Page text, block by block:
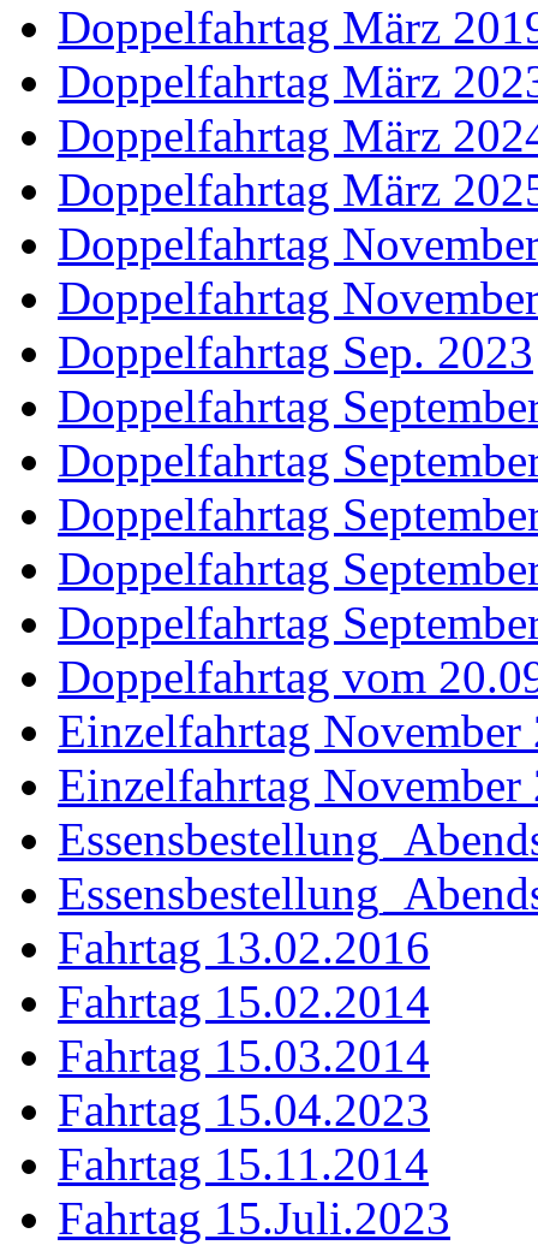
Doppelfahrtag März
Doppelfahrtag März
Doppelfahrtag März
Doppelfahrtag März
Doppelfahrtag
Doppelfahrtag
Doppelfahrtag Sep. 2023
Doppelfahrtag
Doppelfahrtag
Doppelfahrtag
Doppelfahrtag
Doppelfahrtag
Doppelfahrtag vom
Einzelfahrtag November
Einzelfahrtag November
Fahrtag 13.02.2016
Fahrtag 15.02.2014
Fahrtag 15.03.2014
Fahrtag 15.04.2023
Fahrtag 15.11.2014
Fahrtag 15.Juli.2023